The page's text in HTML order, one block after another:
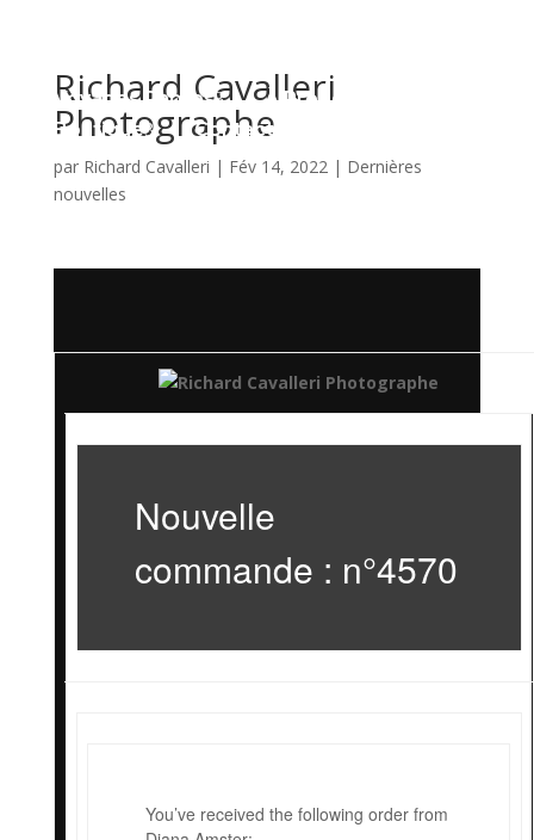
Voyages Photos3 À Propos
Boutique3 Contact
Richard Cavalleri
Photographe
par Richard Cavalleri | Fév 14, 2022| Dernières
nouvelles
Nouvelle
commande : n°4570
You’ve received the following order from